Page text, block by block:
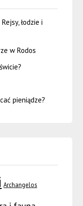
łodzie i
w Rodos
pieniądze?
Archangelos